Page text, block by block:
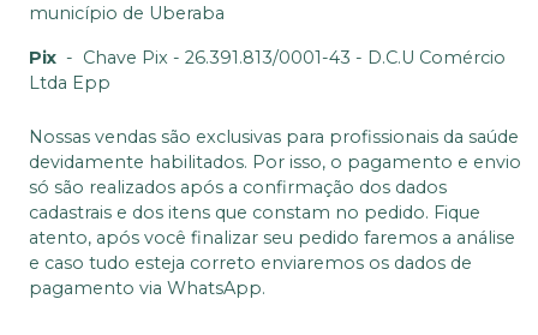
município de Uberaba
Pix - Chave Pix - 26.391.813/0001-43 - D.C.U Comércio
Ltda Epp
Nossas vendas são exclusivas para profissionais da saúde
devidamente habilitados. Por isso, o pagamento e envio
só são realizados após a confirmação dos dados
cadastrais e dos itens que constam no pedido. Fique
atento, após você finalizar seu pedido faremos a análise
e caso tudo esteja correto enviaremos os dados de
pagamento via WhatsApp.